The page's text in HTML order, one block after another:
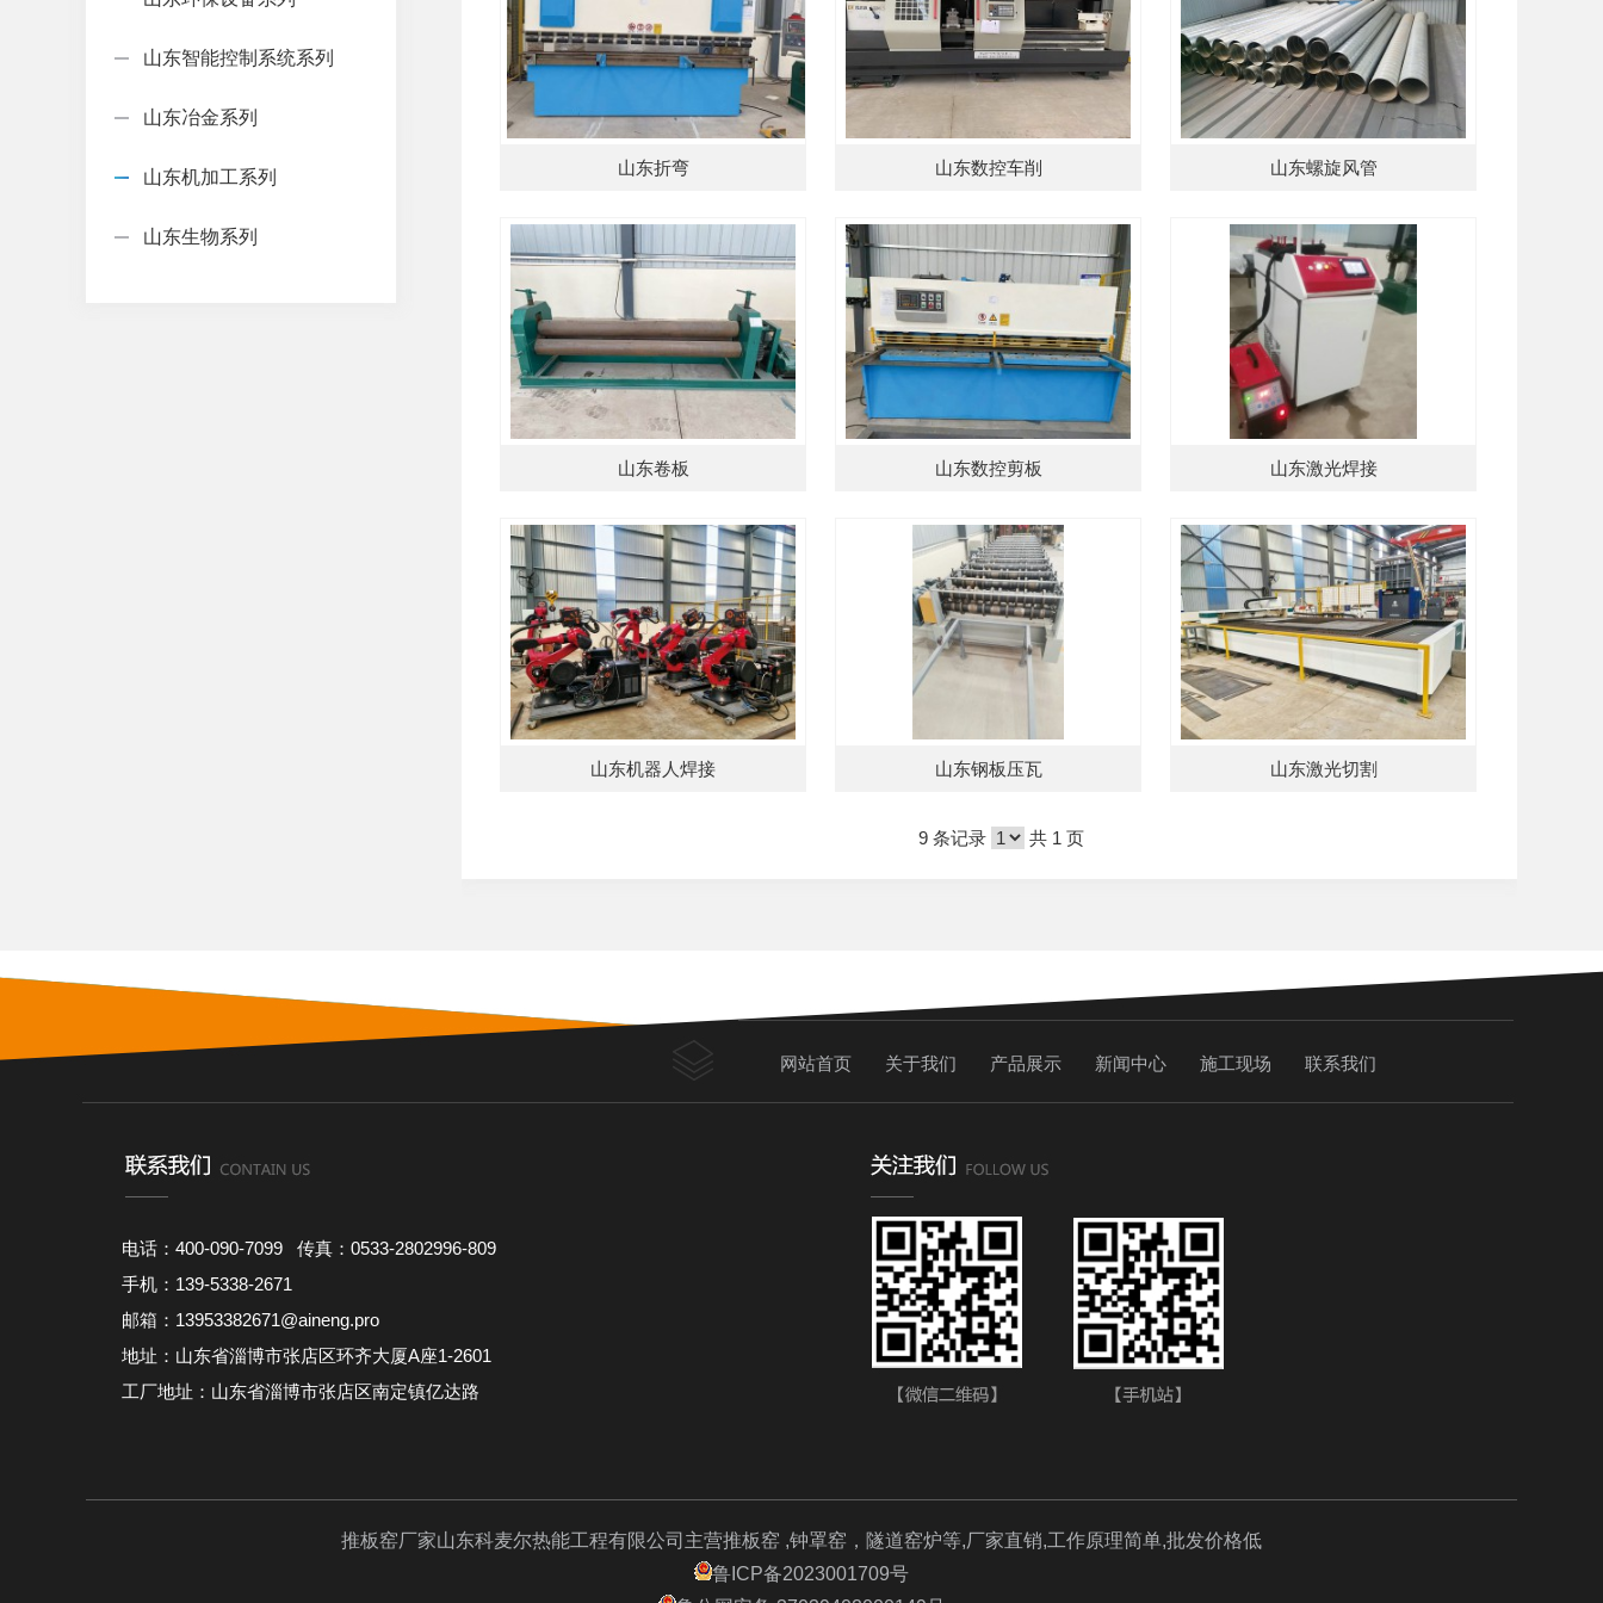
山东智能控制系统系列
山东冶金系列
山东机加工系列
山东生物系列
山东折弯 山东数控车削 山东螺旋风管
山东卷板 山东数控剪板 山东激光焊接
山东机器人焊接 山东钢板压瓦 山东激光切割
9 条记录 共 1 页
网站首页 关于我们 产品展示 新闻中心 施工现场 联系我们
电话：400-090-7099 传真：0533-2802996-809
手机：139-5338-2671
邮箱：13953382671@aineng.pro
地址：山东省淄博市张店区环齐大厦A座1-2601
工厂地址：山东省淄博市张店区南定镇亿达路
推板窑厂家山东科麦尔热能工程有限公司主营推板窑 ,钟罩窑，隧道窑炉等,厂家直销,工作原理简单,批发价格低
鲁ICP备2023001709号